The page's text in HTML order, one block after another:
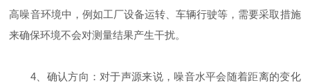
高噪音环境中，例如工厂设备运转、车辆行驶等，需要采取措施
来确保环境不会对测量结果产生干扰。
4、确认方向：对于声源来说，噪音水平会随着距离的变化